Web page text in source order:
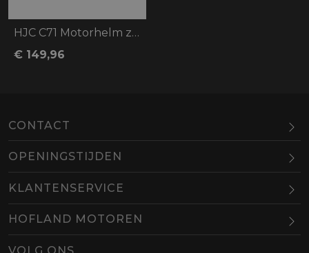
HJC C71 Motorhelm zwart/mat
€ 149,96
CONTACT
BEL EMAIL
OPENINGSTIJDEN
Maandag
Dinsdag
10.00-18.00
Woensdag
Donderdag
KLANTENSERVICE
HOFLAND MOTOREN